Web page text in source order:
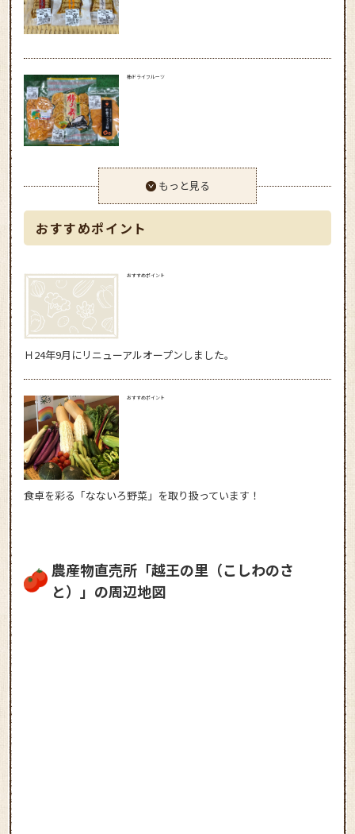
柿ドライフルーツ
もっと見る
おすすめポイント
おすすめポイント
Ｈ24年9月にリニューアルオープンしました。
おすすめポイント
食卓を彩る「なないろ野菜」を取り扱っています！
農産物直売所「越王の里（こしわのさ
と）」の周辺地図